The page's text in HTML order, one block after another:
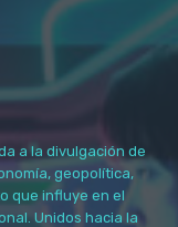
a la divulgación de
geopolítica,
que influye en el
Unidos hacia la